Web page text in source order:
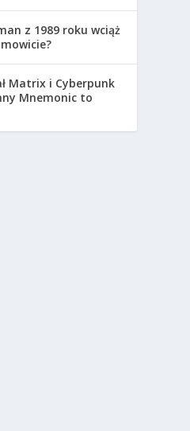
z 1989 roku wciąż
Matrix i Cyberpunk
Mnemonic to